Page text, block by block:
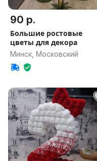
90 р.
Большие ростовые
цветы для декора
Минск, Московский